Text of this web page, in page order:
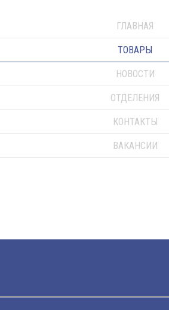
ГЛАВНАЯ
ТОВАРЫ
НОВОСТИ
ОТДЕЛЕНИЯ
КОНТАКТЫ
ВАКАНСИИ